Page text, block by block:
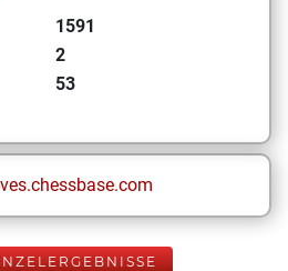
1591
2
53